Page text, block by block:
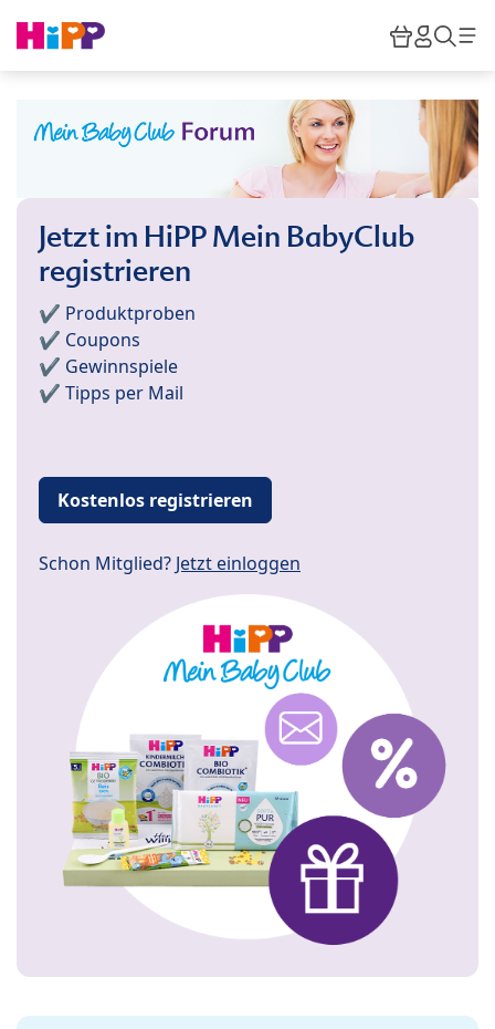
HiPP
Jetzt im HiPP Mein BabyClub
registrieren
✔️ Produktproben
✔️ Coupons
✔️ Gewinnspiele
✔️ Tipps per Mail
Kostenlos registrieren
Schon Mitglied? Jetzt einloggen